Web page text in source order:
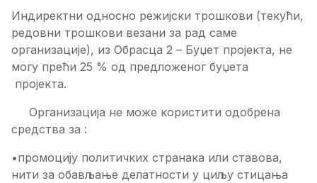
Индиректни односно режијски трошкови (текући,
редовни трошкови везани за рад саме
организације), из Обрасца 2 – Буџет пројекта, не
могу прећи 25 % од предложеног буџета
пројекта.
Организација не може користити одобрена
средства за :
•промоцију политичких странака или ставова,
нити за обављање делатности у циљу стицања